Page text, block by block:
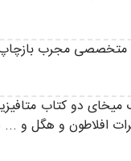
متخصصی مجرب
دو کتاب
افلاطون و هگل و ...